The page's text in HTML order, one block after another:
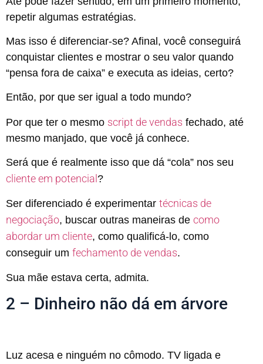
repetir algumas estratégias.
Mas isso é diferenciar-se? Afinal, você conseguirá
conquistar clientes e mostrar o seu valor quando
“pensa fora de caixa” e executa as ideias, certo?
Então, por que ser igual a todo mundo?
Por que ter o mesmo script de vendas fechado, até
mesmo manjado, que você já conhece.
Será que é realmente isso que dá “cola” nos seu
cliente em potencial ?
Ser diferenciado é experimentar técnicas de
negociação, buscar outras maneiras de como
abordar um cliente, como qualificá-lo, como
conseguir um fechamento de vendas.
Sua mãe estava certa, admita.
2 – Dinheiro não dá em árvore
Luz acesa e ninguém no cômodo. TV ligada e